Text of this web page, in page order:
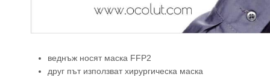
веднъж носят маска FFP2
друг път използват хирургическа маска